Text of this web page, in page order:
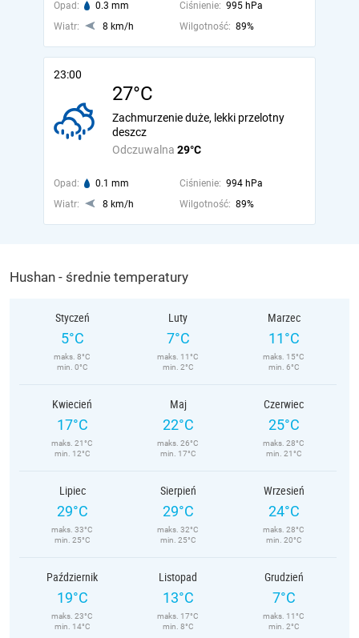
Opad: 0.3 mm Ciśnienie: 995 hPa
Wiatr:
8 km/h Wilgotność: 89%
23:00
27°C
Odczuwalna 29°C
Zachmurzenie duże, lekki przelotny
deszcz
Opad: 0.1 mm Ciśnienie: 994 hPa
Wiatr:
8 km/h Wilgotność: 89%
Hushan - średnie temperatury
Styczeń
5°C
maks. 8°C
min. 0°C
Luty
7°C
maks. 11°C
min. 2°C
Marzec
11°C
maks. 15°C
min. 6°C
Kwiecień
17°C
maks. 21°C
min. 12°C
Maj
22°C
maks. 26°C
min. 17°C
Czerwiec
25°C
maks. 28°C
min. 21°C
Lipiec
29°C
maks. 33°C
min. 25°C
Sierpień
29°C
maks. 32°C
min. 25°C
Wrzesień
24°C
maks. 28°C
min. 20°C
Październik
19°C
maks. 23°C
min. 14°C
Listopad
13°C
maks. 17°C
min. 8°C
Grudzień
7°C
maks. 11°C
min. 2°C